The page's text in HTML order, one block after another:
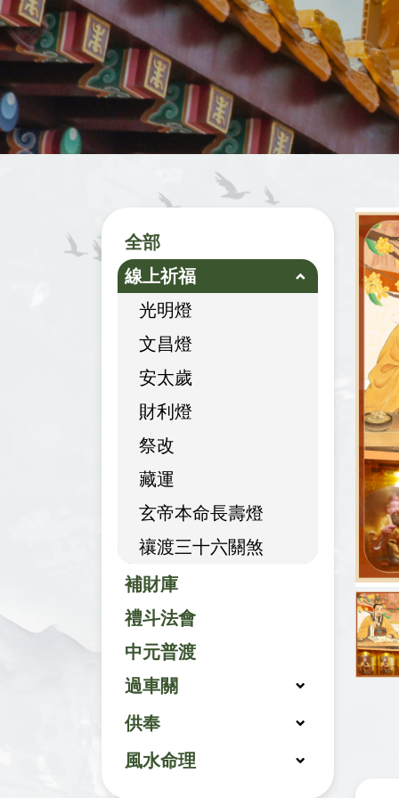
全部
線上祈福
光明燈
文昌燈
安太歲
財利燈
祭改
藏運
玄帝本命長壽燈
禳渡三十六關煞
補財庫
禮斗法會
中元普渡
過車關
供奉
風水命理